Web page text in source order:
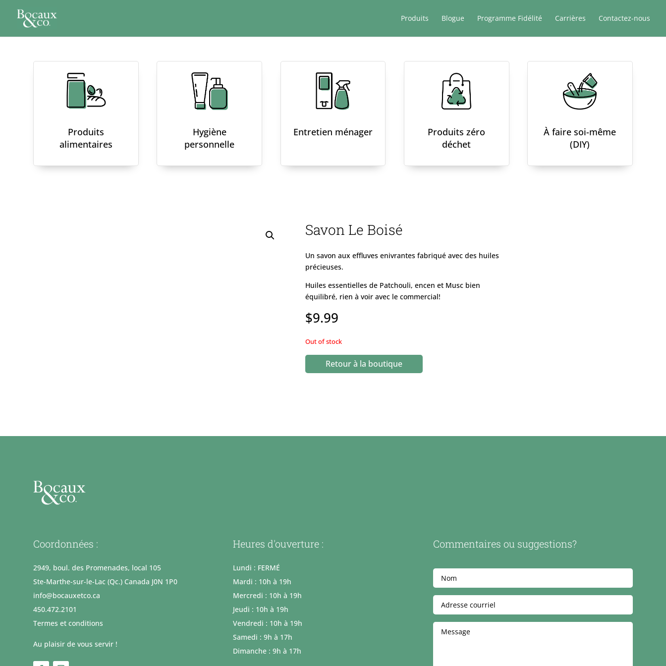
Produits Blogue Programme Fidélité Carrières Contactez-nous
Produits
alimentaires
Hygiène
personnelle
Entretien ménager
Produits zéro
déchet
À faire soi-même
(DIY)
Savon Le Boisé
Un savon aux effluves enivrantes fabriqué avec des huiles
précieuses.
Huiles essentielles de Patchouli, encen et Musc bien
équilibré, rien à voir avec le commercial!
$9.99
Out of stock
Retour à la boutique
Coordonnées :
2949, boul. des Promenades, local 105
Ste-Marthe-sur-le-Lac (Qc.) Canada J0N 1P0
info@bocauxetco.ca
450.472.2101
Termes et conditions
Au plaisir de vous servir !
Heures d'ouverture :
Lundi : FERMÉ
Mardi : 10h à 19h
Mercredi : 10h à 19h
Jeudi : 10h à 19h
Vendredi : 10h à 19h
Samedi : 9h à 17h
Dimanche : 9h à 17h
Commentaires ou suggestions?